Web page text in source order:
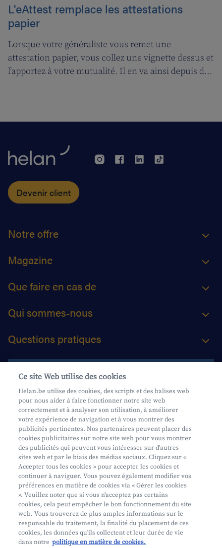
L'eAttest remplace les attestations
papier
Lorsque votre généraliste vous remet une
attestation papier, vous collez une vignette dessus et
l’apportez à votre mutualité. Il en va ainsi depuis des
vous facilitera grandement la vie.
Devenir client
Notre offre
Magazine
Que faire en cas de
Qui sommes-nous
Questions pratiques
Contactez-nous
Aide et contact
Prendre rendez-vous
Où nous trouver
Mifid
Privacy
Juridische info
Ce site Web utilise des cookies
Helan.be utilise des cookies, des scripts et des balises web
pour nous aider à faire fonctionner notre site web
correctement et à analyser son utilisation, à améliorer
votre expérience de navigation et à vous montrer des
publicités pertinentes. Nos partenaires peuvent placer des
cookies publicitaires sur notre site web pour vous montrer
des publicités qui peuvent vous intéresser sur d'autres
sites web et par le biais des médias sociaux. Cliquez sur «
Accepter tous les cookies » pour accepter les cookies et
continuer à naviguer. Vous pouvez également modifier vos
préférences en matière de cookies via « Gérer les cookies
». Veuillez noter que si vous n'acceptez pas certains
cookies, cela peut empêcher le bon fonctionnement du site
web. Vous trouverez de plus amples informations sur le
responsable du traitement, la finalité du placement de ces
cookies, les données qu'ils collectent et leur durée de vie
dans notre politique en matière de cookies.